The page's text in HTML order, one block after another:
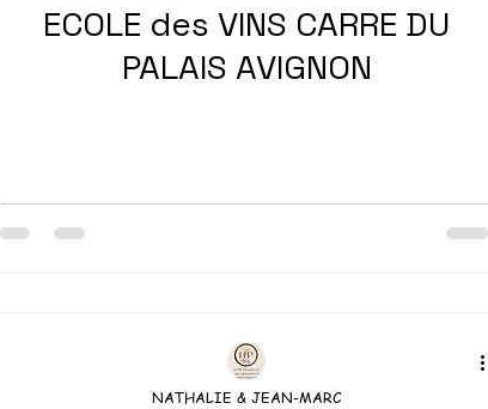
ECOLE des VINS CARRE DU
PALAIS AVIGNON
NATHALIE & JEAN-MARC